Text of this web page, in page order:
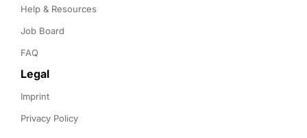
Help & Resources
Job Board
FAQ
Legal
Imprint
Privacy Policy